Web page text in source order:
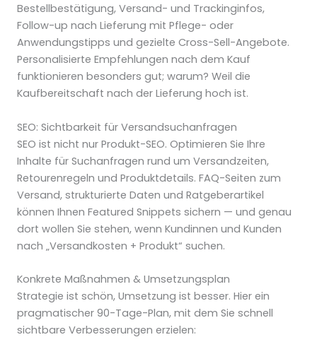
Bestellbestätigung, Versand- und Trackinginfos,
Follow-up nach Lieferung mit Pflege- oder
Anwendungstipps und gezielte Cross-Sell-Angebote.
Personalisierte Empfehlungen nach dem Kauf
funktionieren besonders gut; warum? Weil die
Kaufbereitschaft nach der Lieferung hoch ist.
SEO: Sichtbarkeit für Versandsuchanfragen
SEO ist nicht nur Produkt-SEO. Optimieren Sie Ihre
Inhalte für Suchanfragen rund um Versandzeiten,
Retourenregeln und Produktdetails. FAQ-Seiten zum
Versand, strukturierte Daten und Ratgeberartikel
können Ihnen Featured Snippets sichern — und genau
dort wollen Sie stehen, wenn Kundinnen und Kunden
nach „Versandkosten + Produkt“ suchen.
Konkrete Maßnahmen & Umsetzungsplan
Strategie ist schön, Umsetzung ist besser. Hier ein
pragmatischer 90-Tage-Plan, mit dem Sie schnell
sichtbare Verbesserungen erzielen: